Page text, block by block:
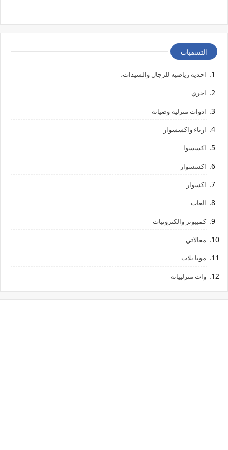
التسميات
احذيه رياضيه للرجال والسيدات،
اخري
ادوات منزليه وصيانه
ازياء واكسسوار
اكسسوا
اكسسوار
اكسوار
العاب
كمبيوتر والكترونيات
مقالاتي
موبا يلات
وات منزلييانه